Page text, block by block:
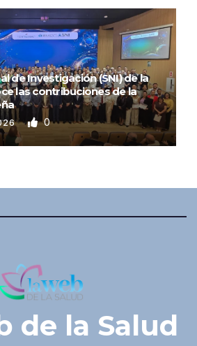
de Investigación (SNI) de la
las contribuciones de la
0
de la Salud